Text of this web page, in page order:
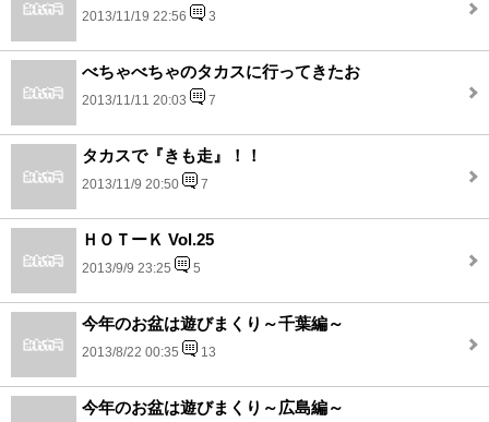
2013/11/19 22:56 3
べちゃべちゃのタカスに行ってきたお
2013/11/11 20:03 7
タカスで『きも走』！！
2013/11/9 20:50 7
ＨＯＴーＫ Vol.25
2013/9/9 23:25 5
今年のお盆は遊びまくり～千葉編～
2013/8/22 00:35 13
今年のお盆は遊びまくり～広島編～